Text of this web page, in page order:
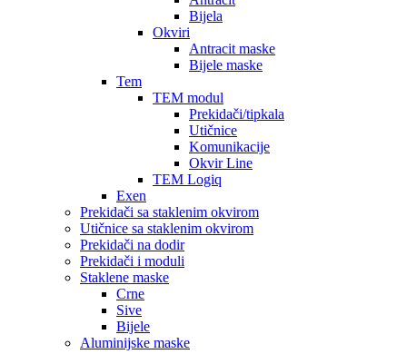
Bijela
Okviri
Antracit maske
Bijele maske
Tem
TEM modul
Prekidači/tipkala
Utičnice
Komunikacije
Okvir Line
TEM Logiq
Exen
Prekidači sa staklenim okvirom
Utičnice sa staklenim okvirom
Prekidači na dodir
Prekidači i moduli
Staklene maske
Crne
Sive
Bijele
Aluminijske maske